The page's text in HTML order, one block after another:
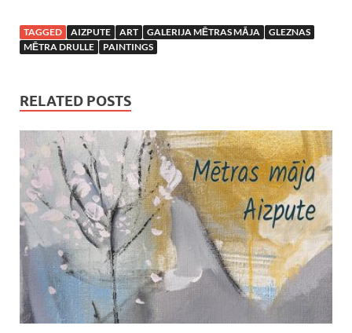
TAGGED AIZPUTE ART GALERIJA MĒTRAS MĀJA
GLEZNAS
MĒTRA DRULLE
PAINTINGS
RELATED POSTS